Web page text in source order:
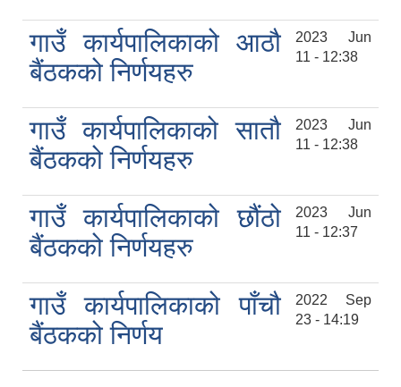
गाउँ कार्यपालिकाको आठौ
बैंठकको निर्णयहरु
2023 Jun
11 - 12:38
गाउँ कार्यपालिकाको सातौ
बैंठकको निर्णयहरु
2023 Jun
11 - 12:38
गाउँ कार्यपालिकाको छौंठो
बैंठकको निर्णयहरु
2023 Jun
11 - 12:37
गाउँ कार्यपालिकाको पाँचौ
बैंठकको निर्णय
2022 Sep
23 - 14:19